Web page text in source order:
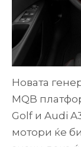
Новата
MQB
Golf и Audi
мотори ќе